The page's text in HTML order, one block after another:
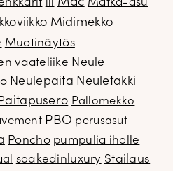
lii
Midimekko
Muotinäytös
vaateliike Neule
Neulepaita Neuletakki
Paitapusero Pallomekko
PBO perusasut
Poncho pumpulia iholle
soakedinluxury Stailaus